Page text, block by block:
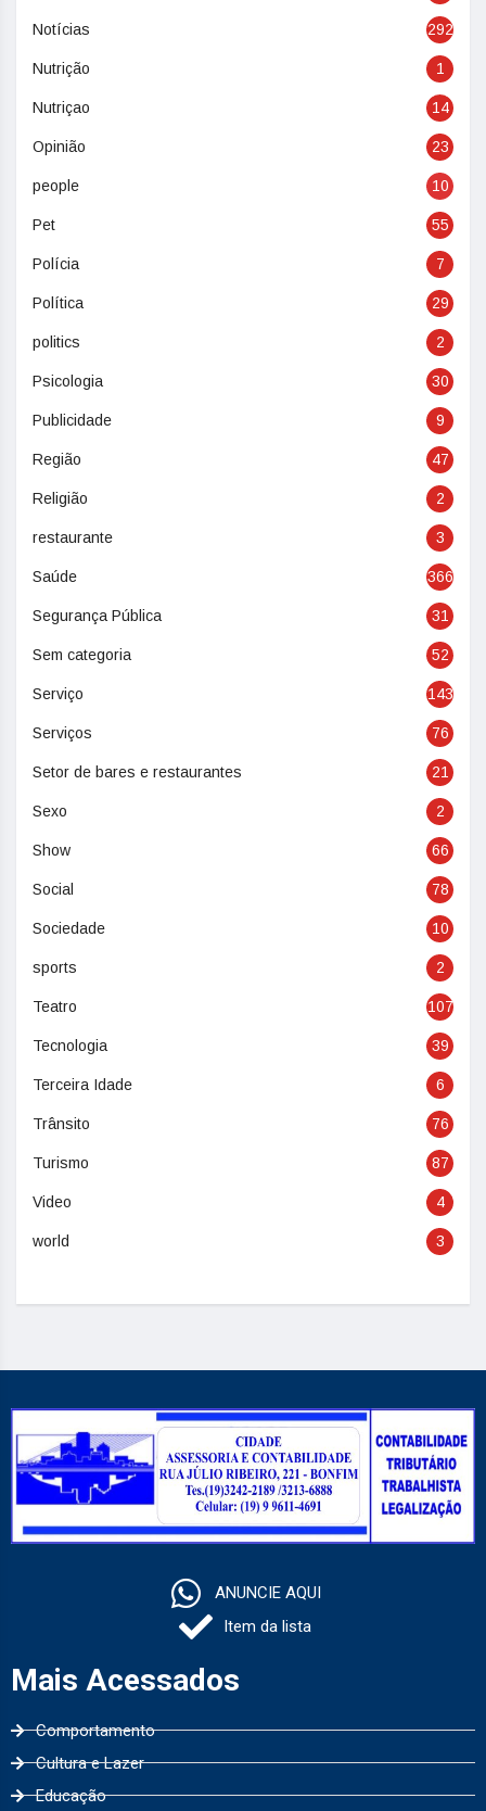
Notícias 292
Nutrição 1
Nutriçao 14
Opinião 23
people 10
Pet 55
Polícia 7
Política 29
politics 2
Psicologia 30
Publicidade 9
Região 47
Religião 2
restaurante 3
Saúde 366
Segurança Pública 31
Sem categoria 52
Serviço 143
Serviços 76
Setor de bares e restaurantes 21
Sexo 2
Show 66
Social 78
Sociedade 10
sports 2
Teatro 107
Tecnologia 39
Terceira Idade 6
Trânsito 76
Turismo 87
Video 4
world 3
ANUNCIE AQUI
Item da lista
Mais Acessados
Comportamento
Cultura e Lazer
Educação